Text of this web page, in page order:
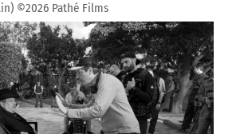
©2026 Pathé Films